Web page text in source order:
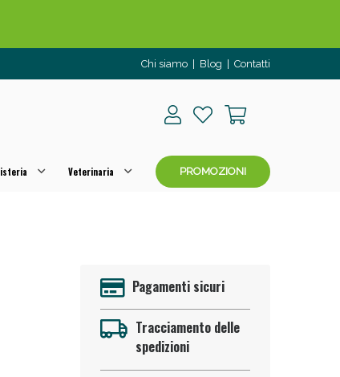
Chi siamo Blog Contatti
Veterinaria PROMOZIONI
Pagamenti sicuri
Tracciamento delle
spedizioni